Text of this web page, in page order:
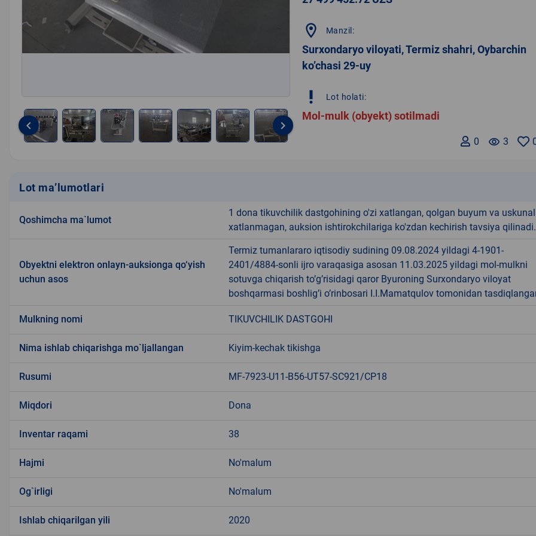
7
keyboard_arrow_left keyboard_arrow_right
location_on Manzil:
Surxondaryo viloyati, Termiz shahri, Oybarchin
ko’chasi 29-uy
priority_high Lot holati:
Mol-mulk (obyekt) sotilmadi
remove_red_eye 3
0
Lot ma’lumotlari
Qoshimcha ma`lumot
1 dona tikuvchilik dastgohining o'zi xatlangan, qolgan buyum va
xatlanmagan, auksion ishtirokchilariga ko'zdan kechirish tavsiya qilinadi.
Obyektni elektron onlayn-auksionga qo‘yish
uchun asos
Termiz tumanlararo iqtisodiy sudining 09.08.2024 yildagi 4-1901-
2401/4884-sonli ijro varaqasiga asosan 11.03.2025 yildagi mol-mulkni
sotuvga chiqarish to’g’risidagi qaror Byuroning Surxondaryo viloyat
boshqarmasi boshlig’i o’rinbosari I.I.Mamatqulov tomonidan
Mulkning nomi TIKUVCHILIK DASTGOHI
Nima ishlab chiqarishga mo`ljallangan Kiyim-kechak tikishga
Rusumi MF-7923-U11-B56-UT57-SC921/CP18
Miqdori Dona
Inventar raqami 38
Hajmi No'malum
Og`irligi No'malum
Ishlab chiqarilgan yili 2020